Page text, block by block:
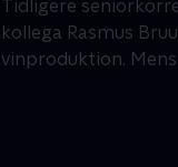
Tidligere
kollega Rasmus
vinproduktion.